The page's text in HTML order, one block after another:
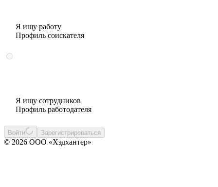
Я ищу работу
Профиль соискателя
Я ищу сотрудников
Профиль работодателя
Войти Зарегистрироваться
© 2026 ООО «Хэдхантер»